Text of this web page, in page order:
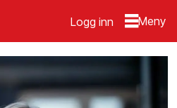
Logg inn